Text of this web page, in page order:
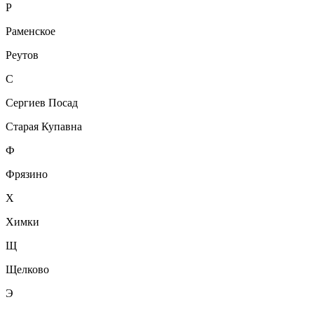
Р
Раменское
Реутов
С
Сергиев Посад
Старая Купавна
Ф
Фрязино
Х
Химки
Щ
Щелково
Э